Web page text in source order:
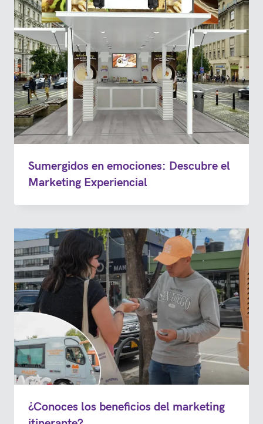
Sumergidos en emociones: Descubre el
Marketing Experiencial
¿Conoces los beneficios del marketing